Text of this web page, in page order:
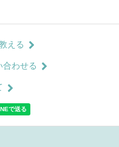
える
合わせる